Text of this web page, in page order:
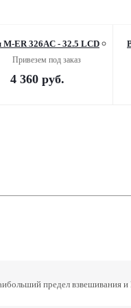
M-ER 326AC - 32.5 LCD
Привезем под заказ
4 360 руб.
предел взвешивания